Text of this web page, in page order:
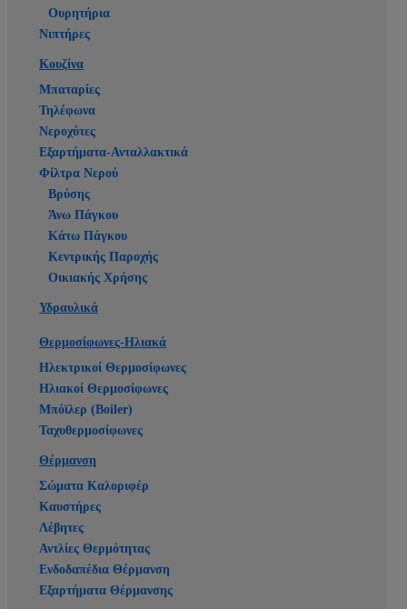
Ουρητήρια
Νιπτήρες
Κουζίνα
Μπαταρίες
Τηλέφωνα
Νεροχύτες
Εξαρτήματα-Ανταλλακτικά
Φίλτρα Νερού
Βρύσης
Άνω Πάγκου
Κάτω Πάγκου
Κεντρικής Παροχής
Οικιακής Χρήσης
Υδραυλικά
Θερμοσίφωνες-Ηλιακά
Ηλεκτρικοί Θερμοσίφωνες
Ηλιακοί Θερμοσίφωνες
Μπόϊλερ (Boiler)
Ταχυθερμοσίφωνες
Θέρμανση
Σώματα Καλοριφέρ
Καυστήρες
Λέβητες
Αντλίες Θερμότητας
Ενδοδαπέδια Θέρμανση
Εξαρτήματα Θέρμανσης